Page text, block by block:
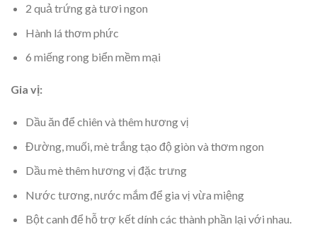
2 quả trứng gà tươi ngon
Hành lá thơm phức
6 miếng rong biển mềm mại
Gia vị:
Dầu ăn để chiên và thêm hương vị
Đường, muối, mè trắng tạo độ giòn và thơm ngon
Dầu mè thêm hương vị đặc trưng
Nước tương, nước mắm để gia vị vừa miệng
Bột canh để hỗ trợ kết dính các thành phần lại với nhau.